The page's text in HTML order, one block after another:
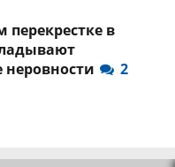
в
неровности
2